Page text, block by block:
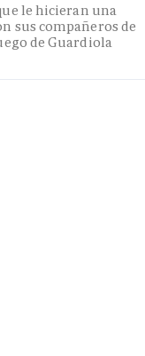
le hicieran una
sus compañeros de
de Guardiola